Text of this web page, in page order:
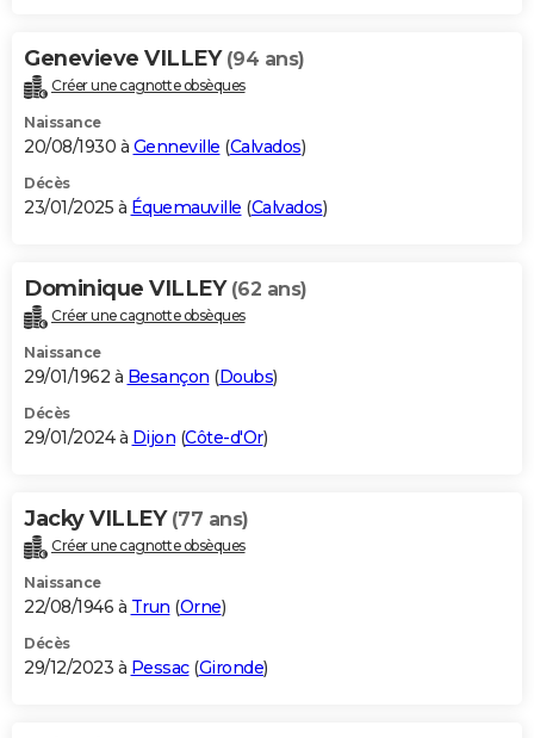
Genevieve VILLEY (94 ans)
Créer une cagnotte obsèques
Naissance
20/08/1930 à Genneville (Calvados)
Décès
23/01/2025 à Équemauville (Calvados)
Dominique VILLEY (62 ans)
Créer une cagnotte obsèques
Naissance
29/01/1962 à Besançon (Doubs)
Décès
29/01/2024 à Dijon (Côte-d'Or)
Jacky VILLEY (77 ans)
Créer une cagnotte obsèques
Naissance
22/08/1946 à Trun (Orne)
Décès
29/12/2023 à Pessac(Gironde)